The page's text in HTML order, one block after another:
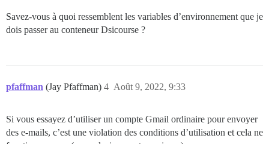
Savez-vous à quoi ressemblent les variables d’environnement que je
dois passer au conteneur Dsicourse ?
pfaffman (Jay Pfaffman) Août 9, 2022, 9:33
4
Si vous essayez d’utiliser un compte Gmail ordinaire pour envoyer
des e-mails, c’est une violation des conditions d’utilisation et cela ne